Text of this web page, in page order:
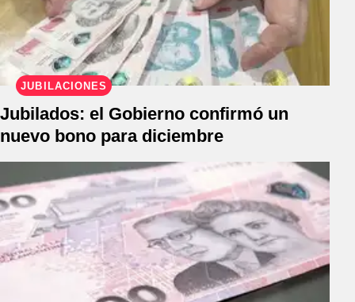
JUBILACIONES
Jubilados: el Gobierno confirmó un
nuevo bono para diciembre